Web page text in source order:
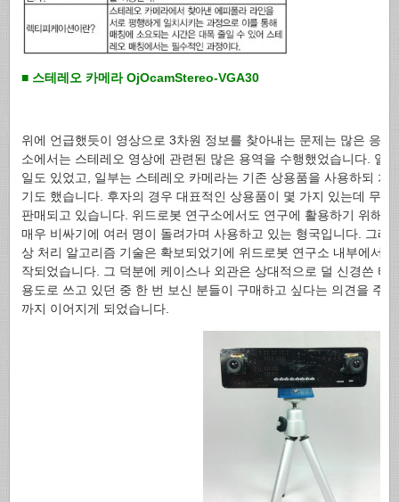
■ 스테레오 카메라 OjOcamStereo-VGA30
위에 언급했듯이 영상으로 3차원 정보를 찾아내는 문제는 많은 응
소에서는 스테레오 영상에 관련된 많은 용역을 수행했었습니다. 일
일도 있었고, 일부는 스테레오 카메라는 기존 상용품을 사용하되 처
기도 했습니다. 후자의 경우 대표적인 상용품이 몇 가지 있는데 무
판매되고 있습니다. 위드로봇 연구소에서도 연구에 활용하기 위해
매우 비싸기에 여러 명이 돌려가며 사용하고 있는 형국입니다. 그래
상 처리 알고리즘 기술은 확보되었기에 위드로봇 연구소 내부에서
작되었습니다. 그 덕분에 케이스나 외관은 상대적으로 덜 신경쓴 티
용도로 쓰고 있던 중 한 번 보신 분들이 구매하고 싶다는 의견을 주
까지 이어지게 되었습니다.